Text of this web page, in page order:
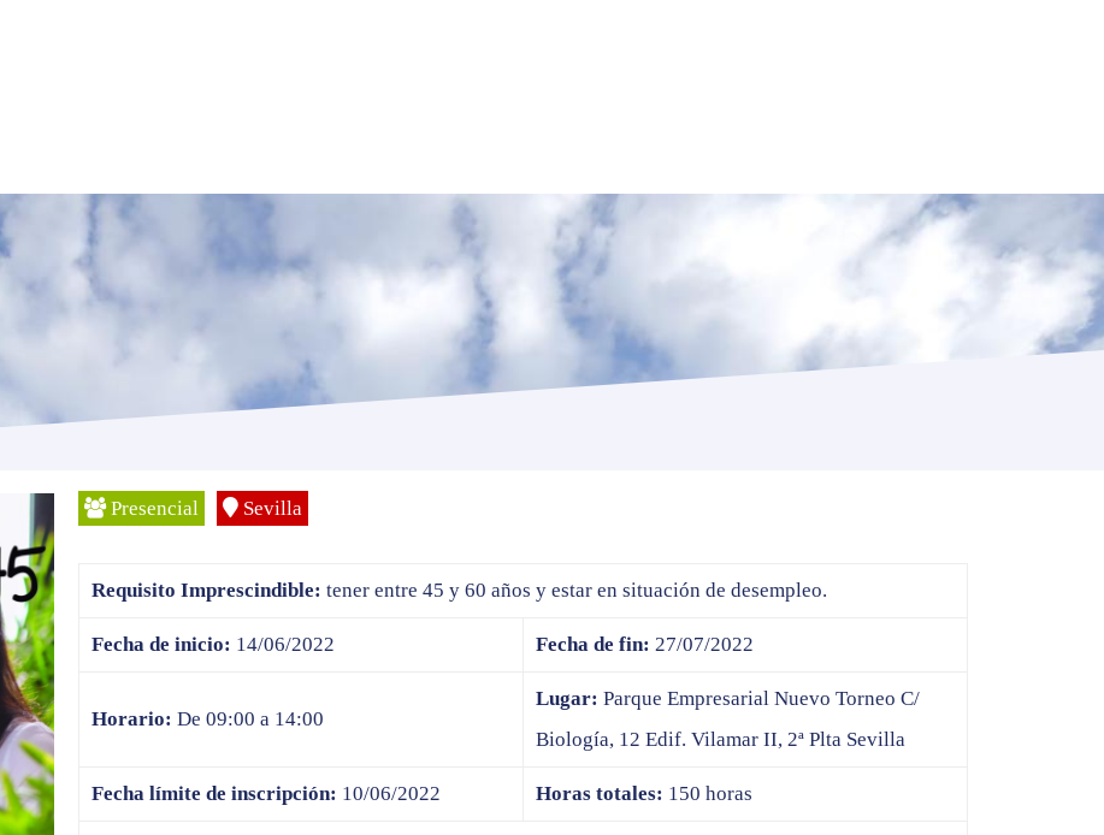
Presencial Sevilla
Requisito Imprescindible: tener entre 45 y 60 años y estar en situación de desempleo.
Fecha de inicio: 14/06/2022 Fecha de fin: 27/07/2022
Horario: De 09:00 a 14:00
Lugar: Parque Empresarial Nuevo Torneo C/
Biología, 12 Edif. Vilamar II, 2ª Plta Sevilla
Fecha límite de inscripción: 10/06/2022 Horas totales: 150 horas